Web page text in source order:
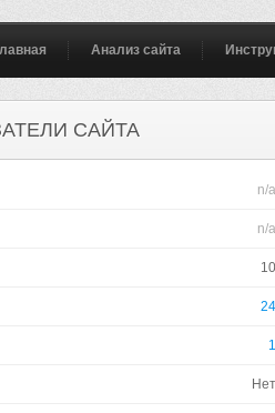
Анализ сайта
САЙТА
n/a
n/a
10
24
1
Нет